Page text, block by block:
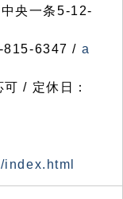
央一条5-12-
815-6347 / a
/ 定休日：